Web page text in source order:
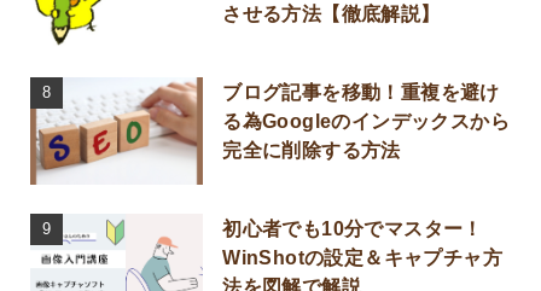
させる方法【徹底解説】
ブログ記事を移動！重複を避け
る為Googleのインデックスから
完全に削除する方法
初心者でも10分でマスター！
WinShotの設定＆キャプチャ方
法を図解で解説